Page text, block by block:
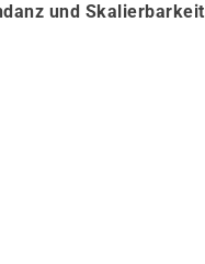
und Skalierbarkeit